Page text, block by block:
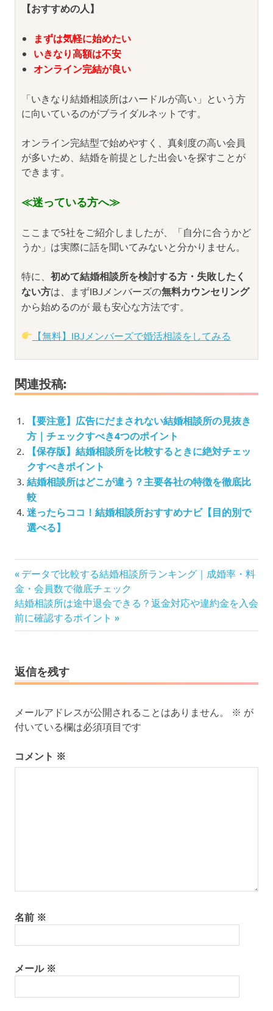
【おすすめの人】
まずは気軽に始めたい
いきなり高額は不安
オンライン完結が良い
「いきなり結婚相談所はハードルが高い」という方
に向いているのがブライダルネットです。
オンライン完結型で始めやすく、真剣度の高い会員
が多いため、結婚を前提とした出会いを探すことが
できます。
≪迷っている方へ≫
ここまで5社をご紹介しましたが、「自分に合うかど
うか」は実際に話を聞いてみないと分かりません。
特に、 初めて結婚相談所を検討する方・失敗したく
ない方は、まずIBJメンバーズの無料カウンセリング
から始めるのが 最も安心な方法です。
【無料】IBJメンバーズで婚活相談をしてみる
関連投稿:
【要注意】広告にだまされない結婚相談所の見抜き
方｜チェックすべき4つのポイント
【保存版】結婚相談所を比較するときに絶対チェッ
クすべきポイント
結婚相談所はどこが違う？主要各社の特徴を徹底比
較
迷ったらココ！結婚相談所おすすめナビ【目的別で
選べる】
投
稿
ナ
ビ
シ
ョ
前
の
記
事:
データで比較する結婚相談所ランキング｜成婚率・料
金・会員数で徹底チェック
次
の
記
結婚相談所は途中退会できる？返金対応や違約金を入会
前に確認するポイント
返信を残す
メールアドレスが公開されることはありません。 ※ が
付いている欄は必須項目です
コメント ※
名前 ※
メール ※